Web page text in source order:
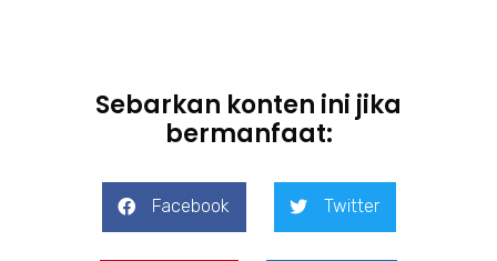
Sebarkan konten ini jika
bermanfaat:
Facebook Twitter